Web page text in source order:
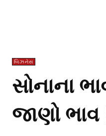
બિઝનેસ
સોનાના
જાણો ભાવ